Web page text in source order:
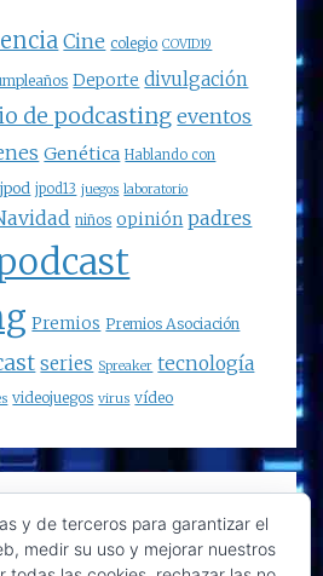
Cine colegio COVID19
Deporte divulgación
de podcasting eventos
Genética Hablando con
jpod jpod13 juegos laboratorio
niños opinión padres
Premios Premios Asociación
series Spreaker tecnología
videojuegos virus vídeo
y de terceros para garantizar el
medir su uso y mejorar nuestros